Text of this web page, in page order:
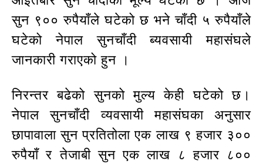
सुन ९०० रुपैयाँले घटेको छ भने चाँदी ५ रुपैयाँले
घटेको नेपाल सुनचाँदी ब्यवसायी महासंघले
जानकारी गराएको हुन ।
निरन्तर बढेको सुनको मुल्य केही घटेको छ।
नेपाल सुनचाँदी व्यवसायी महासंघका अनुसार
छापावाला सुन प्रतितोला एक लाख ९ हजार ३००
रुपैयाँ र तेजाबी सुन एक लाख ८ हजार ८००